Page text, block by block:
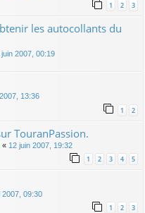
1 2 3
les autocollants du
juin 2007, 00:19
13:36
1 2
TouranPassion.
« 12 juin 2007, 19:32
1 2 3 4 5
2007, 09:30
1 2 3